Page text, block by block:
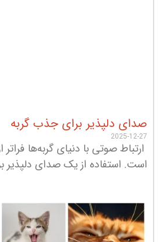
صدای دلپذیر برای جذب گربه
2025-12-27
ارتباط صوتی با دنیای گربه‌ها
است. استفاده از یک صدای دلپذیر